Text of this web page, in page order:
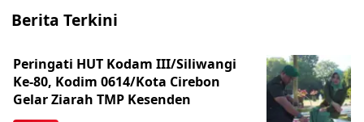
Berita Terkini
Peringati HUT Kodam III/Siliwangi
Ke-80, Kodim 0614/Kota Cirebon
Gelar Ziarah TMP Kesenden